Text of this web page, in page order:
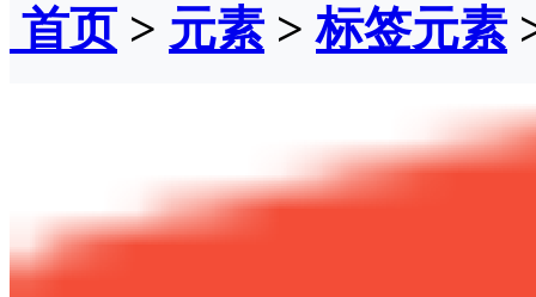
首页> 元素 >标签元素